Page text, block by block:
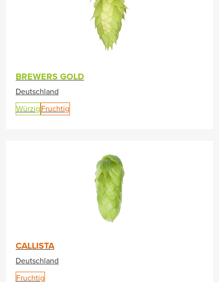
BREWERS GOLD
Deutschland
Würzig Fruchtig
CALLISTA
Deutschland
Fruchtig